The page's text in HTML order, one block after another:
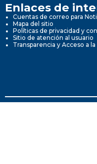
Enlaces de
Cuentas de correo para
Mapa del sitio
Políticas de privacidad y
Sitio de atención al usuario
Transparencia y Acceso a